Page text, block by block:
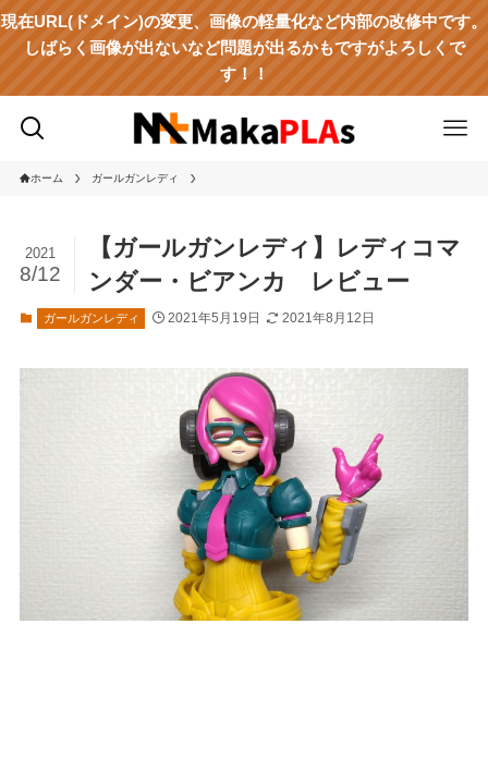
現在URL(ドメイン)の変更、画像の軽量化など内部の改修中です。
しばらく画像が出ないなど問題が出るかもですがよろしくで
す！！
ホーム ガールガンレディ
【ガールガンレディ】レディコマ
ンダー・ビアンカ レビュー
2021
8/12
ガールガンレディ 2021年5月19日 2021年8月12日